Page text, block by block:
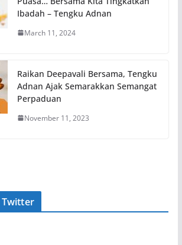
Ibadah – Tengku Adnan
March 11, 2024
Raikan Deepavali Bersama, Tengku
Adnan Ajak Semarakkan Semangat
Perpaduan
November 11, 2023
Twitter